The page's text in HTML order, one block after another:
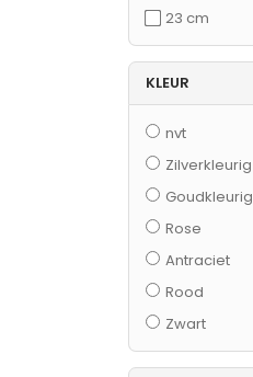
23 cm
KLEUR
nvt
Zilverkleurig
Goudkleurig
Rose
Antraciet
Rood
Zwart